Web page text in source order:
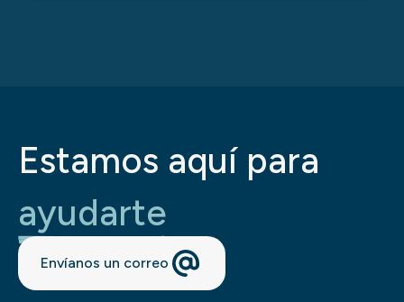
Estamos aquí para
ayudarte
Envíanos un correo